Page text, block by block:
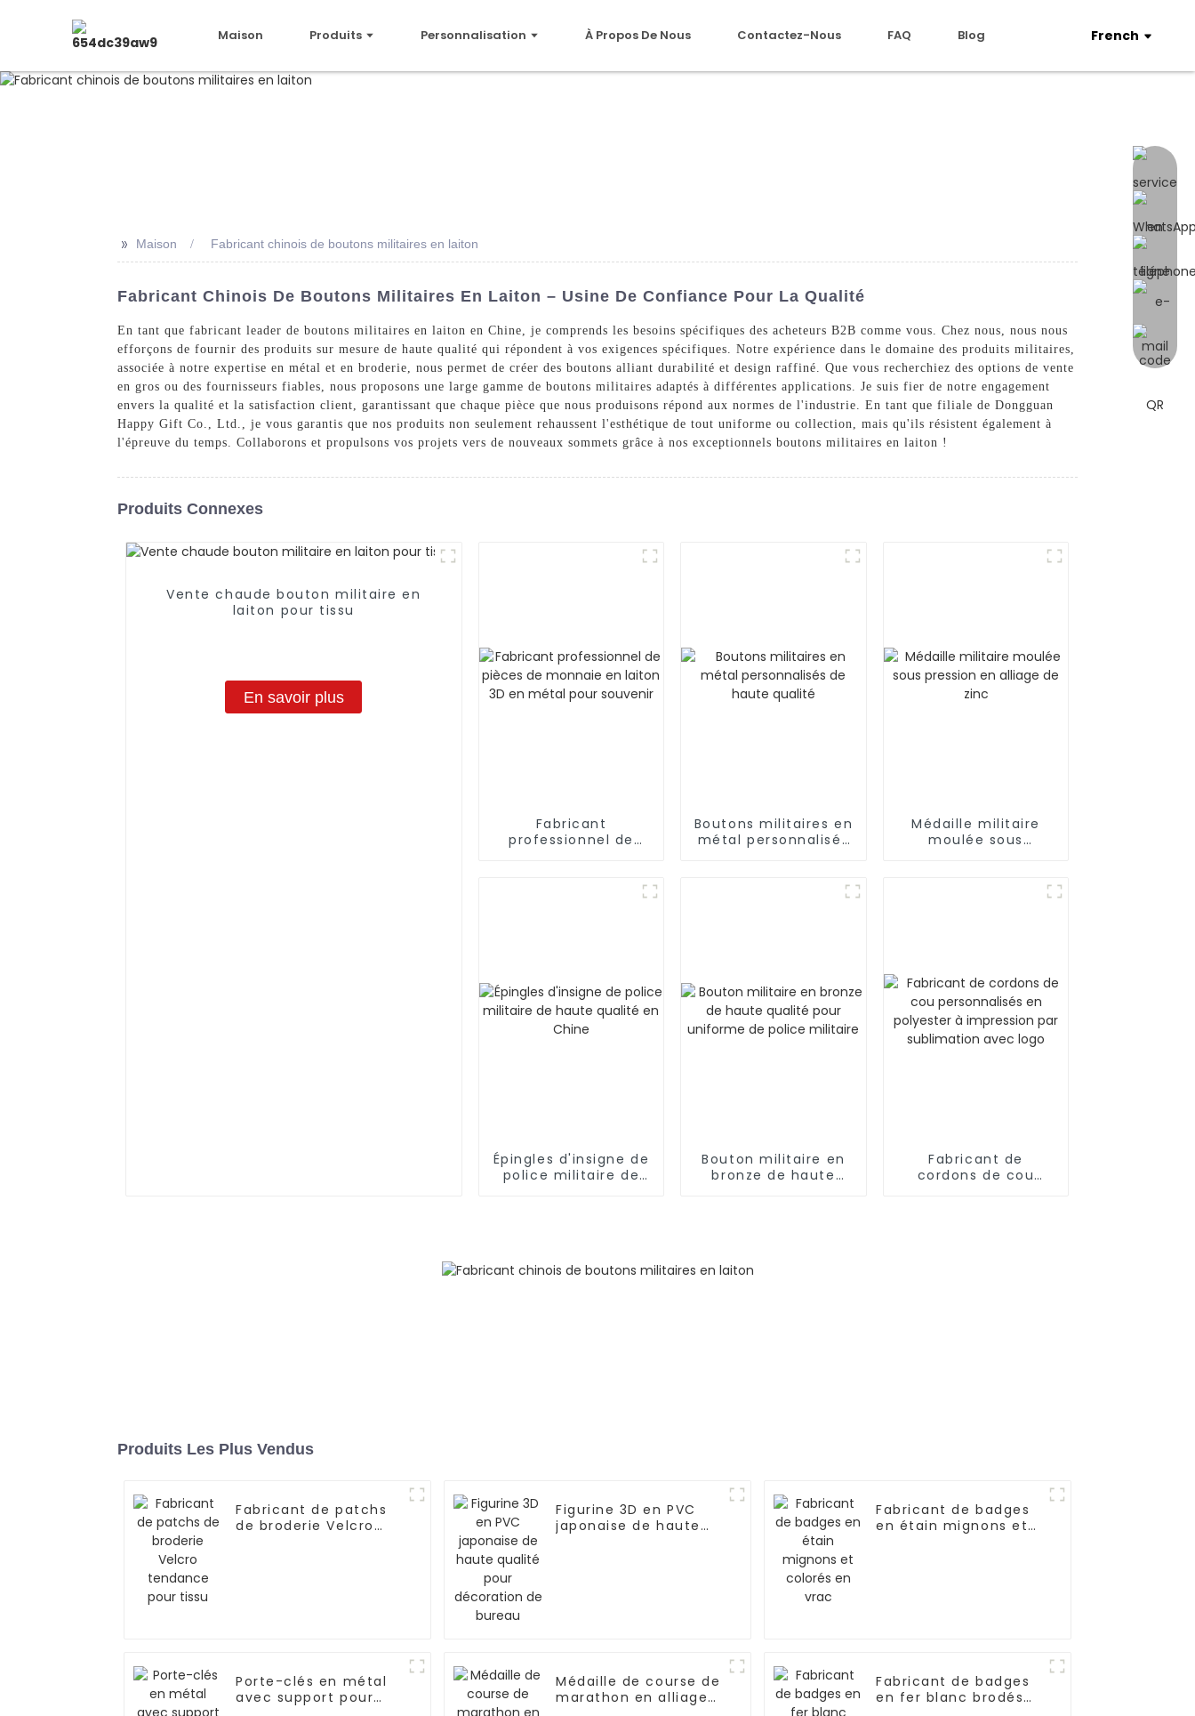
Maison Produits Personnalisation À Propos De Nous Contactez-Nous FAQ Blog French
>> Maison Fabricant chinois de boutons militaires en laiton
Fabricant Chinois De Boutons Militaires En Laiton – Usine De Confiance Pour La Qualité
En tant que fabricant leader de boutons militaires en laiton en Chine, je comprends les besoins spécifiques des acheteurs B2B comme vous. Chez nous, nous nous
efforçons de fournir des produits sur mesure de haute qualité qui répondent à vos exigences spécifiques. Notre expérience dans le domaine des produits militaires,
associée à notre expertise en métal et en broderie, nous permet de créer des boutons alliant durabilité et design raffiné. Que vous recherchiez des options de vente
en gros ou des fournisseurs fiables, nous proposons une large gamme de boutons militaires adaptés à différentes applications. Je suis fier de notre engagement
envers la qualité et la satisfaction client, garantissant que chaque pièce que nous produisons répond aux normes de l'industrie. En tant que filiale de Dongguan
Happy Gift Co., Ltd., je vous garantis que nos produits non seulement rehaussent l'esthétique de tout uniforme ou collection, mais qu'ils résistent également à
l'épreuve du temps. Collaborons et propulsons vos projets vers de nouveaux sommets grâce à nos exceptionnels boutons militaires en laiton !
Produits Connexes
Vente chaude bouton militaire en
laiton pour tissu
En savoir plus
Fabricant
professionnel de
métal pour souvenir
Boutons militaires en
métal personnalisés
Médaille militaire
moulée sous
Épingles d'insigne de
police militaire de
Bouton militaire en
bronze de haute
Fabricant de
cordons de cou
Produits Les Plus Vendus
Fabricant de patchs
de broderie Velcro
Figurine 3D en PVC
japonaise de haute
Fabricant de badges
en étain mignons et
Porte-clés en métal
avec support pour
Médaille de course de
marathon en alliage
Fabricant de badges
en fer blanc brodés